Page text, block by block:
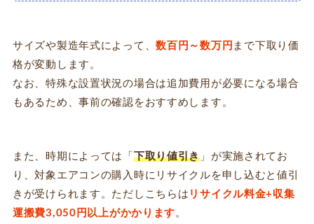
サイズや製造年式によって、数百円～数万円 まで下取り価
格が変動します。
なお、特殊な設置状況の場合は追加費用が必要になる場合
もあるため、事前の確認をおすすめします。
また、時期によっては「 下取り値引き 」が実施されてお
り、対象エアコンの購入時にリサイクルを申し込むと値引
きが受けられます。ただしこちらは リサイクル料金+収集
運搬費3,050円以上がかかります。